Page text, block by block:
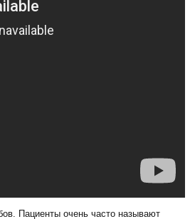
Пациенты очень часто называют